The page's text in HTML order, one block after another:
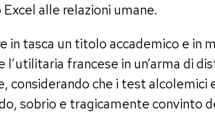
alle relazioni umane.
in tasca un titolo accademico e in
francese in un’arma di
considerando che i test
sobrio e tragicamente convinto